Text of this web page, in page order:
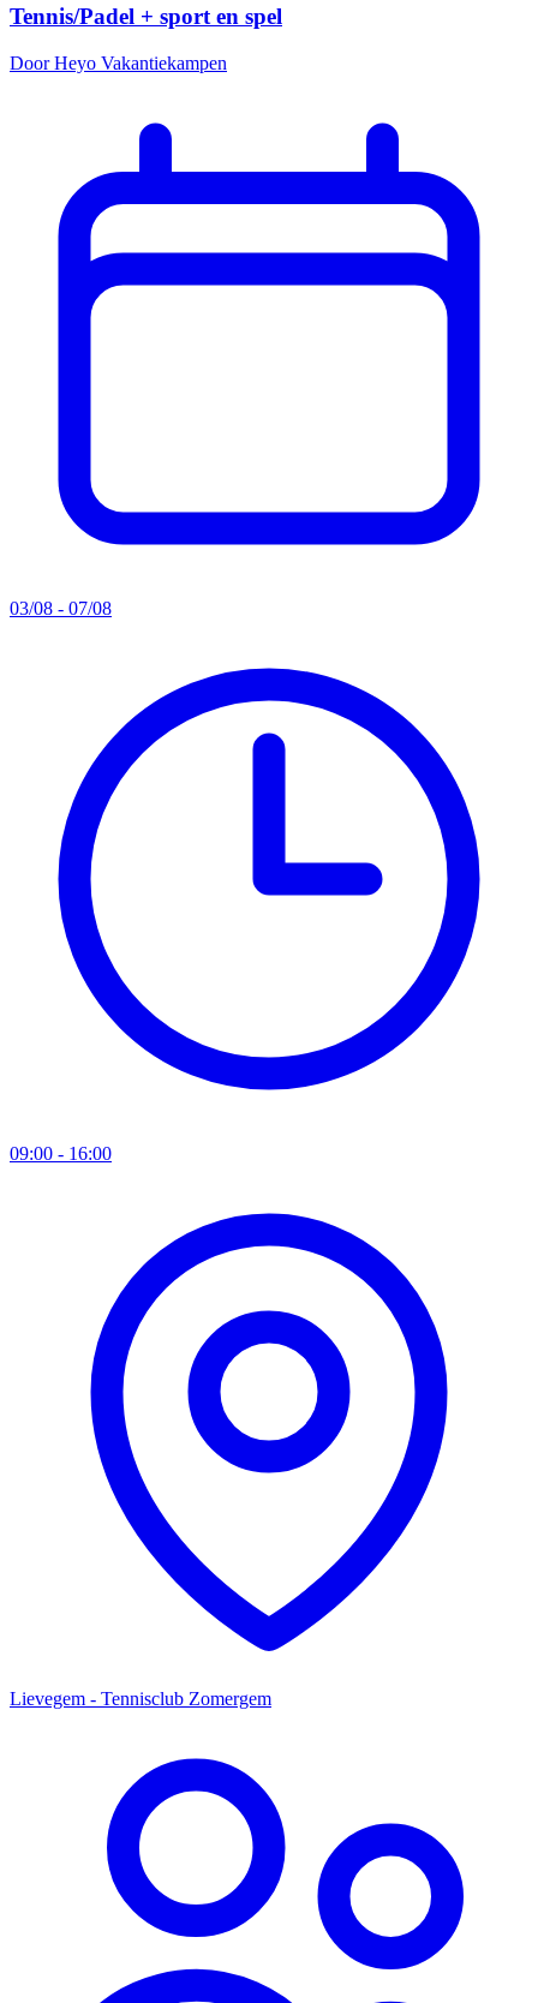
Tennis/Padel + sport en spel
Door Heyo Vakantiekampen
03/08 - 07/08
09:00 - 16:00
Lievegem - Tennisclub Zomergem